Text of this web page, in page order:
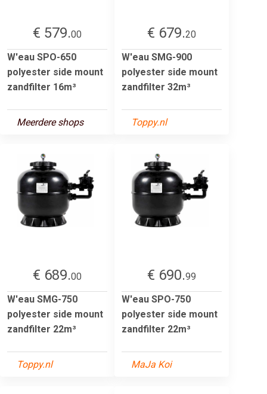
€ 579.00
W'eau SPO-650
polyester side mount
zandfilter 16m³
Meerdere shops
€ 679.20
W'eau SMG-900
polyester side mount
zandfilter 32m³
Toppy.nl
€ 689.00
W'eau SMG-750
polyester side mount
zandfilter 22m³
Toppy.nl
€ 690.99
W'eau SPO-750
polyester side mount
zandfilter 22m³
MaJa Koi